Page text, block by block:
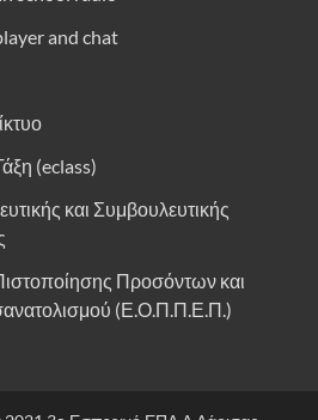
and chat
(eclass)
και Συμβουλευτικής
Προσόντων και
(Ε.Ο.Π.Π.Ε.Π.)